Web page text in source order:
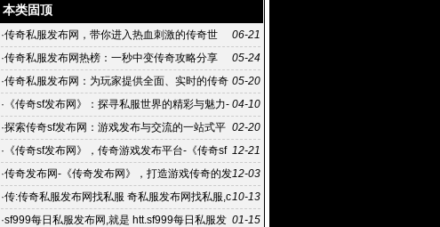
本类固顶
06-21
·传奇私服发布网，带你进入热血刺激的传奇世
界！
05-24
·传奇私服发布网热榜：一秒中变传奇攻略分享
05-20
·传奇私服发布网：为玩家提供全面、实时的传奇
搜服体验
04-10
· 《传奇sf发布网》：探寻私服世界的精彩与魅力-
深入了解《传奇sf发布网》：私服玩家的首选平台02-20
·探索传奇sf发布网：游戏发布与交流的一站式平
台-传奇sf发布网：游戏发布与下载的便捷渠道
12-21
· 《传奇sf发布网》，传奇游戏发布平台-《传奇sf
发布网》，专注于传奇游戏的发布与更新
12-03
·传奇发布网-《传奇发布网》，打造游戏传奇的发
布与交流平台
10-13
·传:传奇私服发布网找私服 奇私服发布网找私服,c
om 不卖元宝 不卖装备 只
01-15
·sf999每日私服发布网,就是 htt.sf999每日私服发